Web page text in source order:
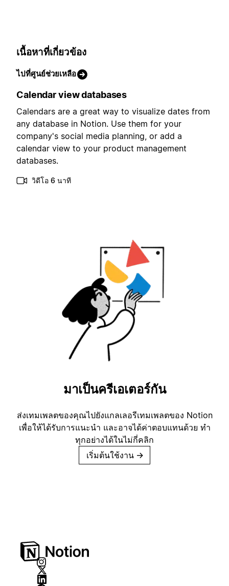
เนื้อหาที่เกี่ยวข้อง
ไปที่ศูนย์ช่วยเหลือ
Calendar view databases
Calendars are a great way to visualize dates from
any database in Notion. Use them for your
company's social media planning, or add a
calendar view to your product management
databases.
วิดีโอ 6 นาที
มาเป็นครีเอเตอร์กัน
ส่งเทมเพลตของคุณไปยังแกลเลอรีเทมเพลตของ Notion
เพื่อให้ได้รับการแนะนำ และอาจได้ค่าตอบแทนด้วย ทำ
ทุกอย่างได้ในไม่กี่คลิก
เริ่มต้นใช้งาน →